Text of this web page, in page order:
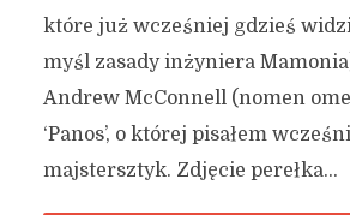
które już wcześniej gdzieś
myśl zasady inżyniera
Andrew McConnell (nomen
‘Panos’, o której pisałem
majstersztyk. Zdjęcie perełka…